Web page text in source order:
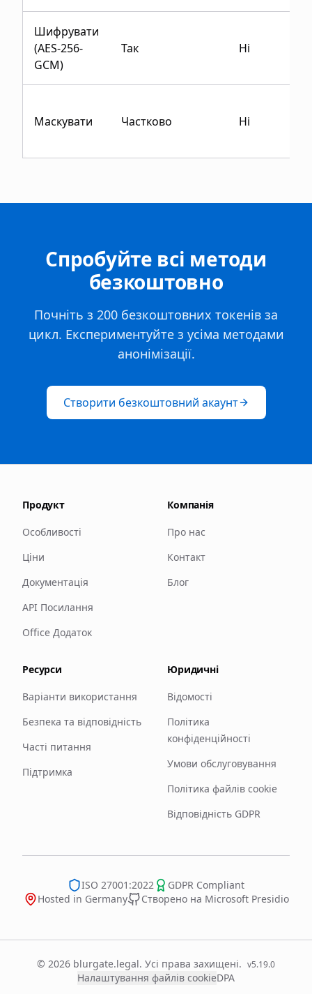
Шифрувати
(AES-256-
GCM)
Так Ні
Маскувати Частково Ні
Спробуйте всі методи
безкоштовно
Почніть з 200 безкоштовних токенів за
цикл. Експериментуйте з усіма методами
анонімізації.
Створити безкоштовний акаунт
Продукт
Особливості
Ціни
Документація
API Посилання
Office Додаток
Компанія
Про нас
Контакт
Блог
Ресурси
Варіанти використання
Безпека та відповідність
Часті питання
Підтримка
Юридичні
Відомості
Політика
конфіденційності
Умови обслуговування
Політика файлів cookie
Відповідність GDPR
ISO 27001:2022
GDPR Compliant
Hosted in Germany
Створено на Microsoft Presidio
© 2026 blurgate.legal. Усі права захищені. v5.19.0
Налаштування файлів cookieDPA